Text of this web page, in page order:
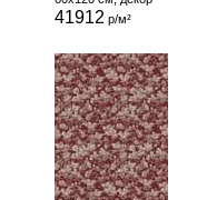
41912 р/м²